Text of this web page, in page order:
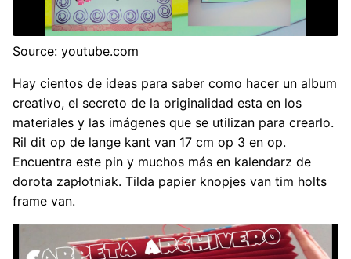
Source: youtube.com
Hay cientos de ideas para saber como hacer un album
creativo, el secreto de la originalidad esta en los
materiales y las imágenes que se utilizan para crearlo.
Ril dit op de lange kant van 17 cm op 3 en op.
Encuentra este pin y muchos más en kalendarz de
dorota zapłotniak. Tilda papier knopjes van tim holts
frame van.